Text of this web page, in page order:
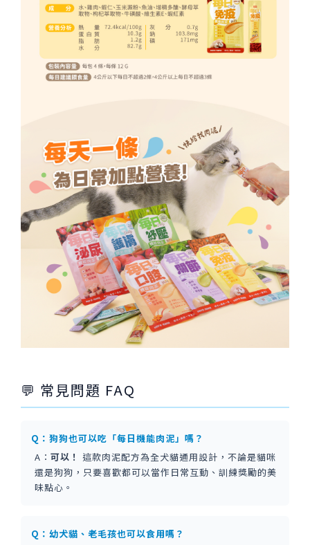
💬 常見問題 FAQ
Q：狗狗也可以吃「每日機能肉泥」嗎？
A： 可以！
這款肉泥配方為全犬貓通用設計，不論是貓咪
還是狗狗，只要喜歡都可以當作日常互動、訓練獎勵的美
味點心。
Q：幼犬貓、老毛孩也可以食用嗎？